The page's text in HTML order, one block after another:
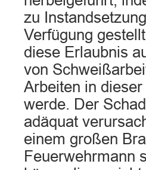
zu
Verfügung
diese Erlaubnis
von
Arbeiten in
werde. Der
adäquat
einem großen
Feuerwehrmann